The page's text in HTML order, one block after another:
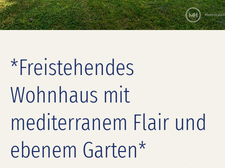
*Freistehendes
Wohnhaus mit
mediterranem Flair und
ebenem Garten*